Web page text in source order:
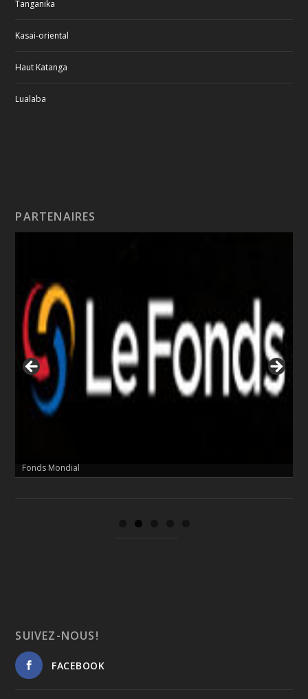
Tanganika
Kasai-oriental
Haut Katanga
Lualaba
PARTENAIRES
Fonds Mondial
Cordaid
SUIVEZ-NOUS!
FACEBOOK